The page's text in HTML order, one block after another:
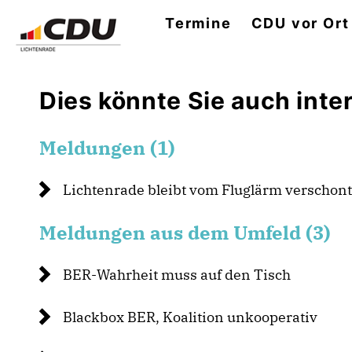
Termine CDU vor Ort
Dies könnte Sie auch
Meldungen (1)
Lichtenrade bleibt vom Fluglärm
Meldungen aus dem Umfeld (3)
BER-Wahrheit muss auf den Tisch
Blackbox BER, Koalition unkooperativ